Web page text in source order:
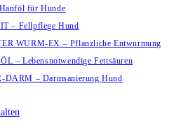
für Hunde
– Fellpflege Hund
WURM-EX – Pflanzliche Entwurmung
– Lebensnotwendige Fettsäuren
DARM – Darmsanierung Hund